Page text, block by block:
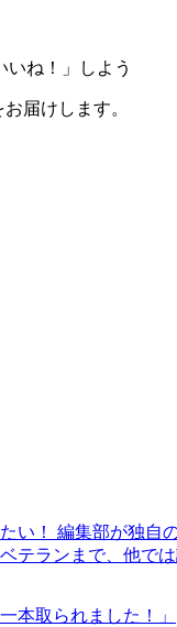
いね！」しよう
届けします。
い！ 編集部が独自
テランまで、他で
本取られました！」